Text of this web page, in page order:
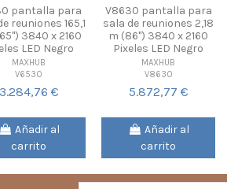
pantalla para
reuniones 165,1
3840 x 2160
LED Negro
MAXHUB
V6530
€
Añadir al
carrito
V8630 pantalla para
sala de reuniones 2,18
m (86") 3840 x 2160
Pixeles LED Negro
MAXHUB
V8630
5.872,77 €
Añadir al
carrito